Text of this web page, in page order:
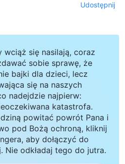
Udostępnij
się nasilają, coraz
sobie sprawę, że
bajki dla dzieci, lecz
się na naszych
nadejdzie najpierw:
katastrofa.
powitać powrót Pana i
pod Bożą ochroną, kliknij
aby dołączyć do
Nie odkładaj tego do jutra.